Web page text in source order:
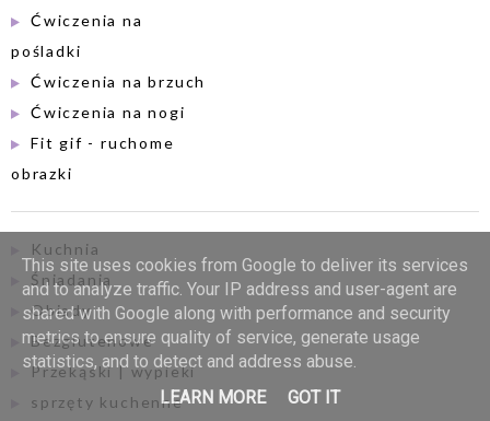
Ćwiczenia na
pośladki
Ćwiczenia na brzuch
Ćwiczenia na nogi
Fit gif - ruchome
obrazki
Kuchnia
Śniadania
Obiady
Bezglutenowe
Przekąski | wypieki
sprzęty kuchenne
This site uses cookies from Google to deliver its services
and to analyze traffic. Your IP address and user-agent are
shared with Google along with performance and security
metrics to ensure quality of service, generate usage
statistics, and to detect and address abuse.
LEARN MORE
GOT IT